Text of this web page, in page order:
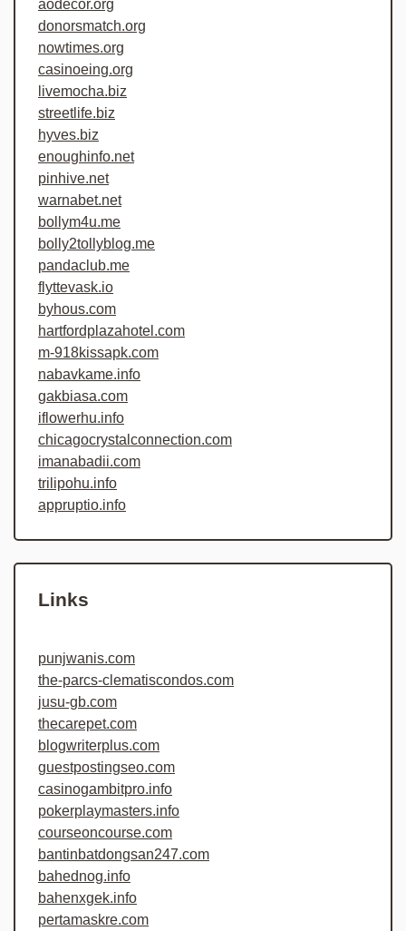
aodecor.org
donorsmatch.org
nowtimes.org
casinoeing.org
livemocha.biz
streetlife.biz
hyves.biz
enoughinfo.net
pinhive.net
warnabet.net
bollym4u.me
bolly2tollyblog.me
pandaclub.me
flyttevask.io
byhous.com
hartfordplazahotel.com
m-918kissapk.com
nabavkame.info
gakbiasa.com
iflowerhu.info
chicagocrystalconnection.com
imanabadii.com
trilipohu.info
appruptio.info
Links
punjwanis.com
the-parcs-clematiscondos.com
jusu-gb.com
thecarepet.com
blogwriterplus.com
guestpostingseo.com
casinogambitpro.info
pokerplaymasters.info
courseoncourse.com
bantinbatdongsan247.com
bahednog.info
bahenxgek.info
pertamaskre.com